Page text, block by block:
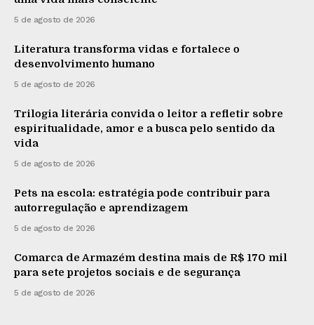
5 de agosto de 2026
Literatura transforma vidas e fortalece o
desenvolvimento humano
5 de agosto de 2026
Trilogia literária convida o leitor a refletir sobre
espiritualidade, amor e a busca pelo sentido da
vida
5 de agosto de 2026
Pets na escola: estratégia pode contribuir para
autorregulação e aprendizagem
5 de agosto de 2026
Comarca de Armazém destina mais de R$ 170 mil
para sete projetos sociais e de segurança
5 de agosto de 2026